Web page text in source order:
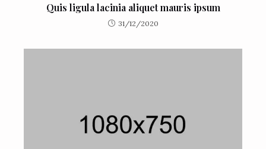
Quis ligula lacinia aliquet mauris ipsum
31/12/2020